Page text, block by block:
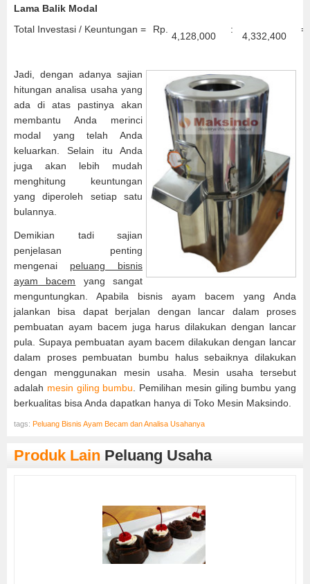
Lama Balik Modal
Total Investasi / Keuntungan =
Rp.
4,128,000
:
4,332,400
=
Jadi, dengan adanya sajian
hitungan analisa usaha yang
ada di atas pastinya akan
membantu Anda merinci
modal yang telah Anda
keluarkan. Selain itu Anda
juga akan lebih mudah
menghitung keuntungan
yang diperoleh setiap satu
bulannya.
Demikian tadi sajian
penjelasan penting
mengenai peluang bisnis
ayam bacem yang sangat
menguntungkan. Apabila bisnis ayam bacem yang Anda
jalankan bisa dapat berjalan dengan lancar dalam proses
pembuatan ayam bacem juga harus dilakukan dengan lancar
pula. Supaya pembuatan ayam bacem dilakukan dengan lancar
dalam proses pembuatan bumbu halus sebaiknya dilakukan
dengan menggunakan mesin usaha. Mesin usaha tersebut
adalah mesin giling bumbu . Pemilihan mesin giling bumbu yang
berkualitas bisa Anda dapatkan hanya di Toko Mesin Maksindo.
tags: Peluang Bisnis Ayam Becam dan Analisa Usahanya
Produk Lain Peluang Usaha